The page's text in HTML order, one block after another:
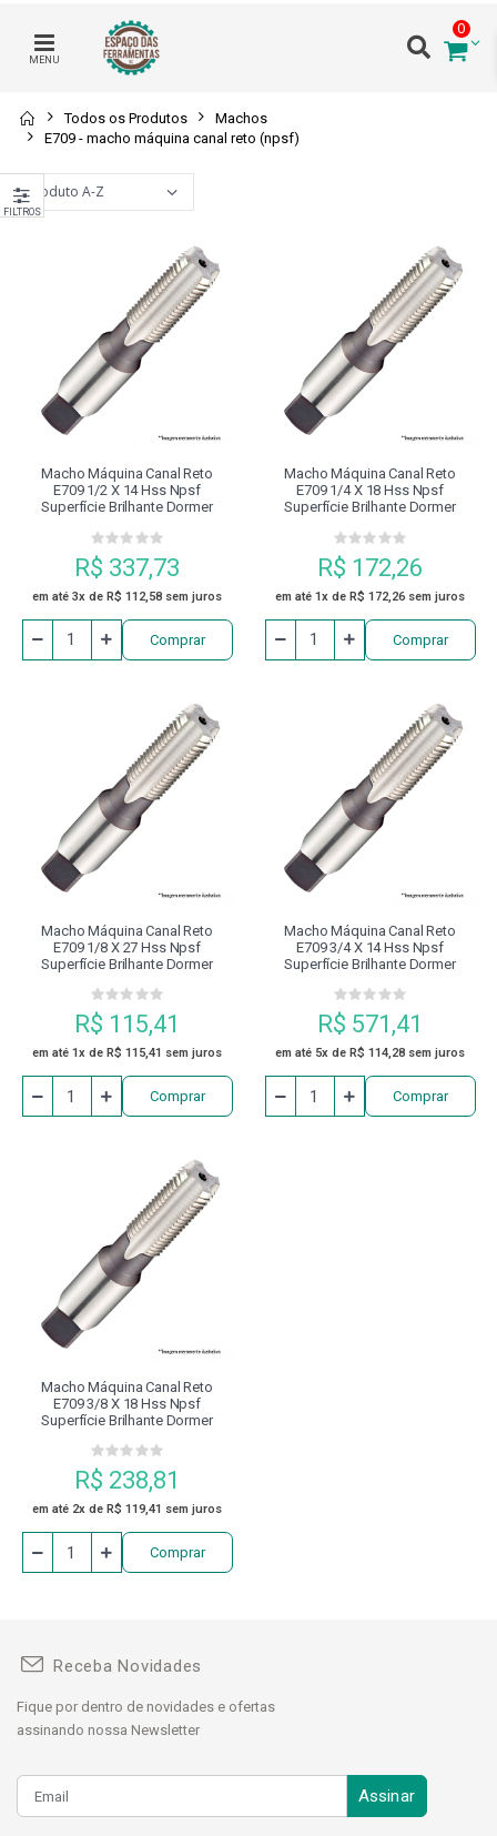
MENU
0
Todos os Produtos
Machos
E709 - macho máquina canal reto (npsf)
Macho Máquina Canal Reto
E709 1/2 X 14 Hss Npsf
Superfície Brilhante Dormer
R$ 337,73
em até 3x de R$ 112,58 sem juros
Comprar
Macho Máquina Canal Reto
E709 1/4 X 18 Hss Npsf
Superfície Brilhante Dormer
R$ 172,26
em até 1x de R$ 172,26 sem juros
Comprar
Macho Máquina Canal Reto
E709 1/8 X 27 Hss Npsf
Superfície Brilhante Dormer
R$ 115,41
em até 1x de R$ 115,41 sem juros
Comprar
Macho Máquina Canal Reto
E709 3/4 X 14 Hss Npsf
Superfície Brilhante Dormer
R$ 571,41
em até 5x de R$ 114,28 sem juros
Comprar
Macho Máquina Canal Reto
E709 3/8 X 18 Hss Npsf
Superfície Brilhante Dormer
R$ 238,81
em até 2x de R$ 119,41 sem juros
Comprar
FILTROS
Receba Novidades
Fique por dentro de novidades e ofertas
assinando nossa Newsletter
Assinar